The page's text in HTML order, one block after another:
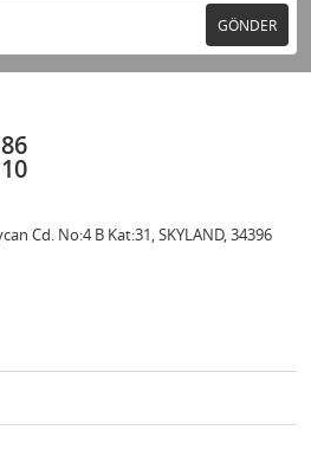
GÖNDER
Cd. No:4 B Kat:31, SKYLAND, 34396